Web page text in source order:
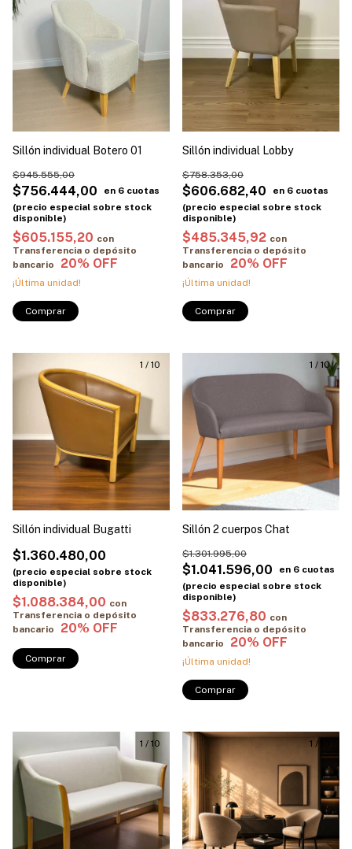
Sillón individual Botero 01
$756.444,00
$945.555,00
$605.155,20 con
Transferencia o depósito
bancario
¡Última unidad!
Comprar
Sillón individual Lobby
$606.682,40
$758.353,00
$485.345,92 con
Transferencia o depósito
bancario
¡Última unidad!
Comprar
1 / 10
Sillón individual Bugatti
$1.360.480,00
$1.088.384,00 con
Transferencia o depósito
bancario
Comprar
1 / 10
Sillón 2 cuerpos Chat
$1.041.596,00
$1.301.995,00
$833.276,80 con
Transferencia o depósito
bancario
¡Última unidad!
Comprar
1 / 10 1 /